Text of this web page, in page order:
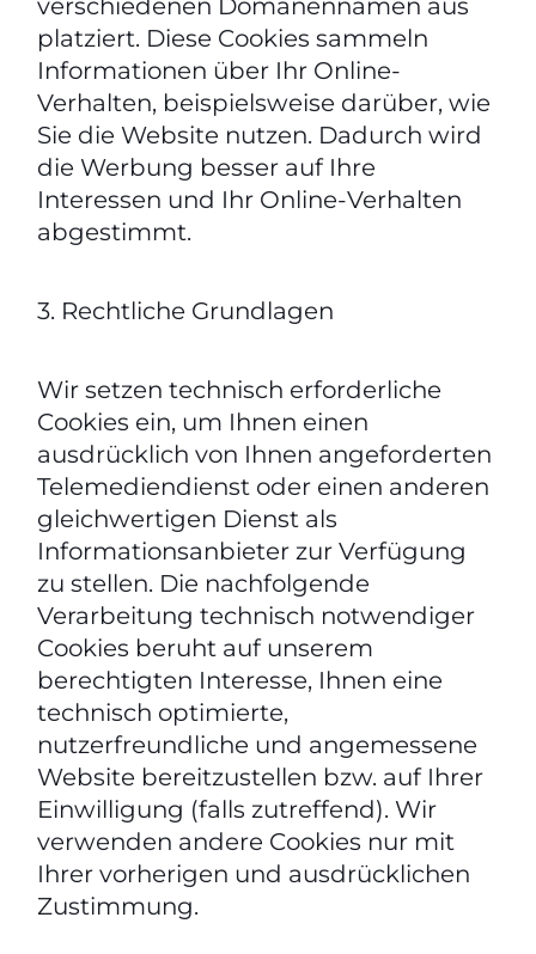
verschiedenen Domänennamen aus
platziert. Diese Cookies sammeln
Informationen über Ihr Online-
Verhalten, beispielsweise darüber, wie
Sie die Website nutzen. Dadurch wird
die Werbung besser auf Ihre
Interessen und Ihr Online-Verhalten
abgestimmt.
3. Rechtliche Grundlagen
Wir setzen technisch erforderliche
Cookies ein, um Ihnen einen
ausdrücklich von Ihnen angeforderten
Telemediendienst oder einen anderen
gleichwertigen Dienst als
Informationsanbieter zur Verfügung
zu stellen. Die nachfolgende
Verarbeitung technisch notwendiger
Cookies beruht auf unserem
berechtigten Interesse, Ihnen eine
technisch optimierte,
nutzerfreundliche und angemessene
Website bereitzustellen bzw. auf Ihrer
Einwilligung (falls zutreffend). Wir
verwenden andere Cookies nur mit
Ihrer vorherigen und ausdrücklichen
Zustimmung.